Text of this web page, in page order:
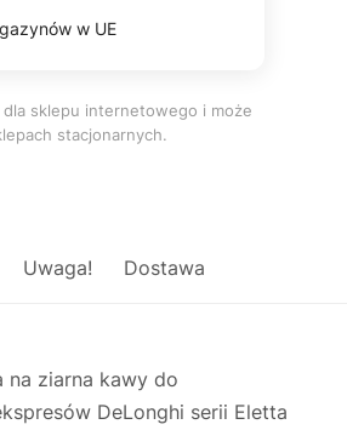
w UE
sklepu internetowego i może
stacjonarnych.
Uwaga! Dostawa
na ziarna kawy do
DeLonghi serii Eletta